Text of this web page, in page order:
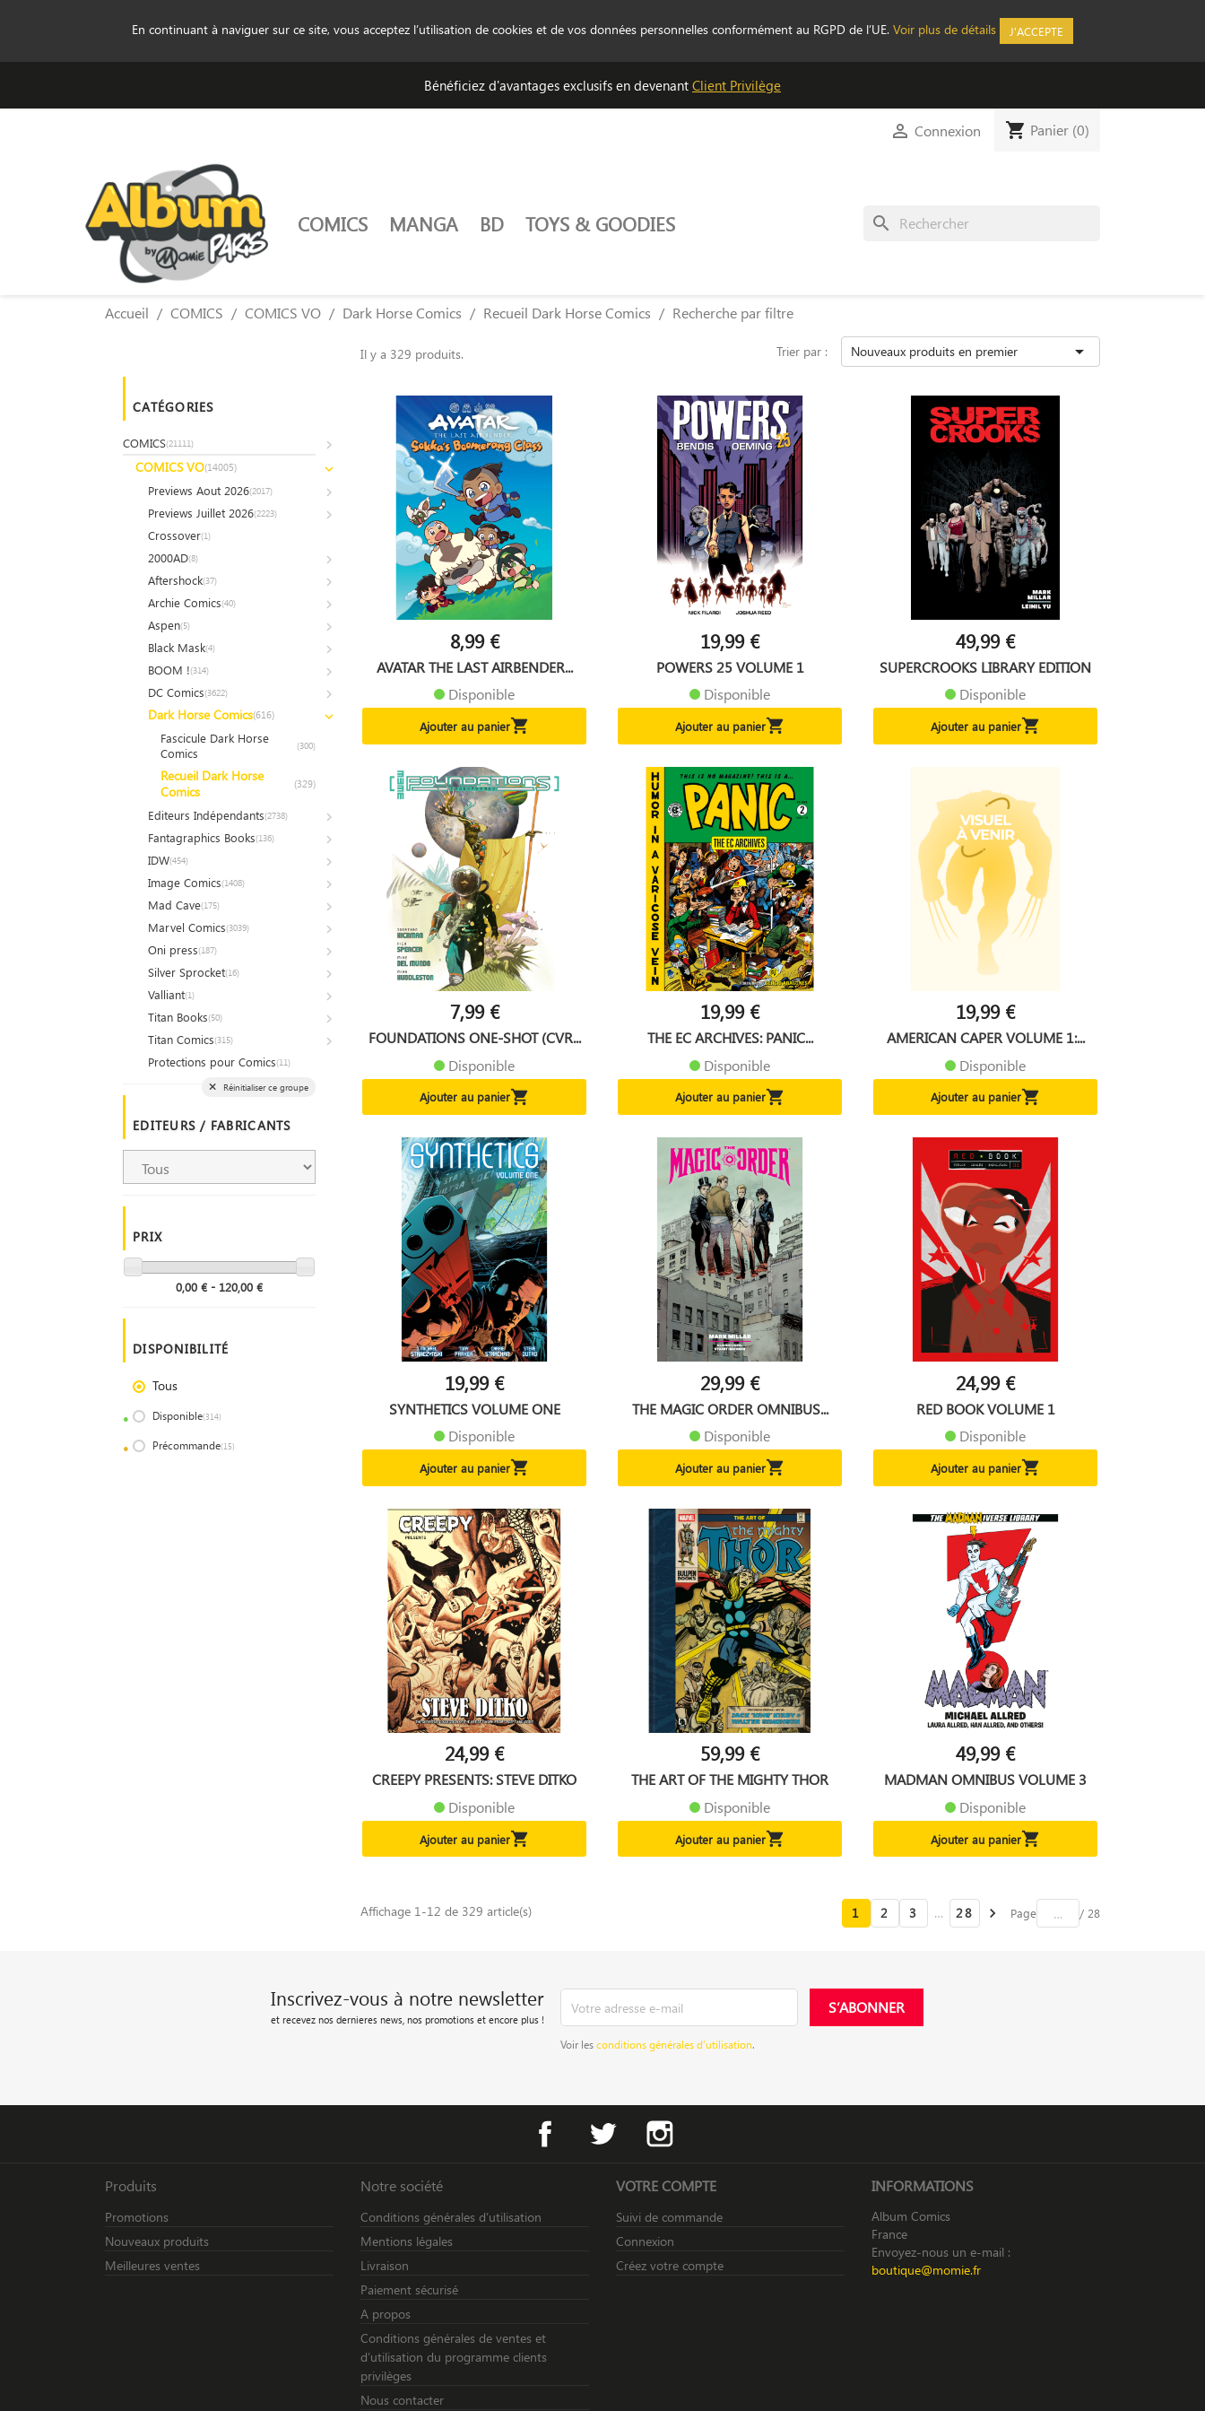
En continuant à naviguer sur ce site, vous acceptez l’utilisation de cookies et de vos données personnelles conformément au RGPD de l’UE. Voir plus de détails J'ACCEPTE
Bénéficiez d'avantages exclusifs en devenant Client Privilège
 Connexion shopping_cart Panier (0)
search
COMICS MANGA BD TOYS & GOODIES
Accueil COMICS COMICS VO Dark Horse Comics Recueil Dark Horse Comics Recherche par filtre
CATÉGORIES
COMICS(21111)
COMICS VO(14005)
Previews Aout 2026(2017)
Previews Juillet 2026(2223)
Crossover(1)
2000AD(8)
Aftershock(37)
Archie Comics(40)
Aspen(5)
Black Mask(4)
BOOM !(314)
DC Comics(3622)
Dark Horse Comics(616)
Fascicule Dark Horse
Comics
(300)
Recueil Dark Horse
Comics
(329)
Editeurs Indépendants(2738)
Fantagraphics Books(136)
IDW(454)
Image Comics(1408)
Mad Cave(175)
Marvel Comics(3039)
Oni press(187)
Silver Sprocket(16)
Valliant(1)
Titan Books(50)
Titan Comics(315)
Protections pour Comics(11)
Réinitialiser ce groupe
EDITEURS / FABRICANTS
PRIX
0,00 € - 120,00 €
DISPONIBILITÉ
Tous
Disponible(314)
Précommande(15)
Il y a 329 produits. Trier par : Nouveaux produits en premier 
8,99 €
AVATAR THE LAST AIRBENDER...
Disponible
Ajouter au panier
19,99 €
POWERS 25 VOLUME 1
Disponible
Ajouter au panier
49,99 €
SUPERCROOKS LIBRARY EDITION
Disponible
Ajouter au panier
7,99 €
FOUNDATIONS ONE-SHOT (CVR...
Disponible
Ajouter au panier
19,99 €
THE EC ARCHIVES: PANIC...
Disponible
Ajouter au panier
19,99 €
AMERICAN CAPER VOLUME 1:...
Disponible
Ajouter au panier
19,99 €
SYNTHETICS VOLUME ONE
Disponible
Ajouter au panier
29,99 €
THE MAGIC ORDER OMNIBUS...
Disponible
Ajouter au panier
24,99 €
RED BOOK VOLUME 1
Disponible
Ajouter au panier
24,99 €
CREEPY PRESENTS: STEVE DITKO
Disponible
Ajouter au panier
59,99 €
THE ART OF THE MIGHTY THOR
Disponible
Ajouter au panier
49,99 €
MADMAN OMNIBUS VOLUME 3
Disponible
Ajouter au panier
Affichage 1-12 de 329 article(s) 1 2 3 … 28  Page / 28
Inscrivez-vous à notre newsletter
et recevez nos dernieres news, nos promotions et encore plus !
Voir lesconditions générales d’utilisation.
Facebook Twitter
Produits
Promotions
Nouveaux produits
Meilleures ventes
Notre société
Conditions générales d’utilisation
Mentions légales
Livraison
Paiement sécurisé
A propos
Conditions générales de ventes et
d’utilisation du programme clients
privilèges
Nous contacter
VOTRE COMPTE
Suivi de commande
Connexion
Créez votre compte
INFORMATIONS
Album Comics
France
Envoyez-nous un e-mail :
boutique@momie.fr